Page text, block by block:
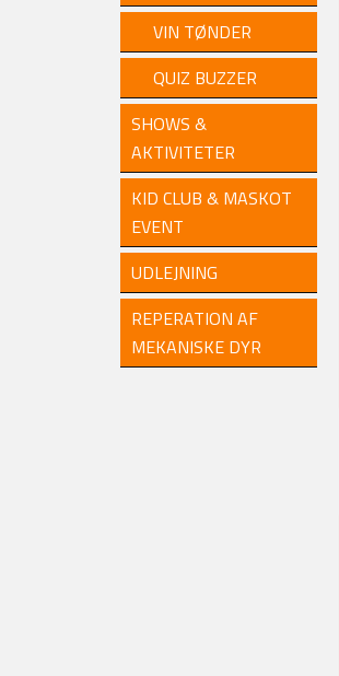
VIN TØNDER
QUIZ BUZZER
SHOWS &
AKTIVITETER
KID CLUB & MASKOT
EVENT
UDLEJNING
REPERATION AF
MEKANISKE DYR